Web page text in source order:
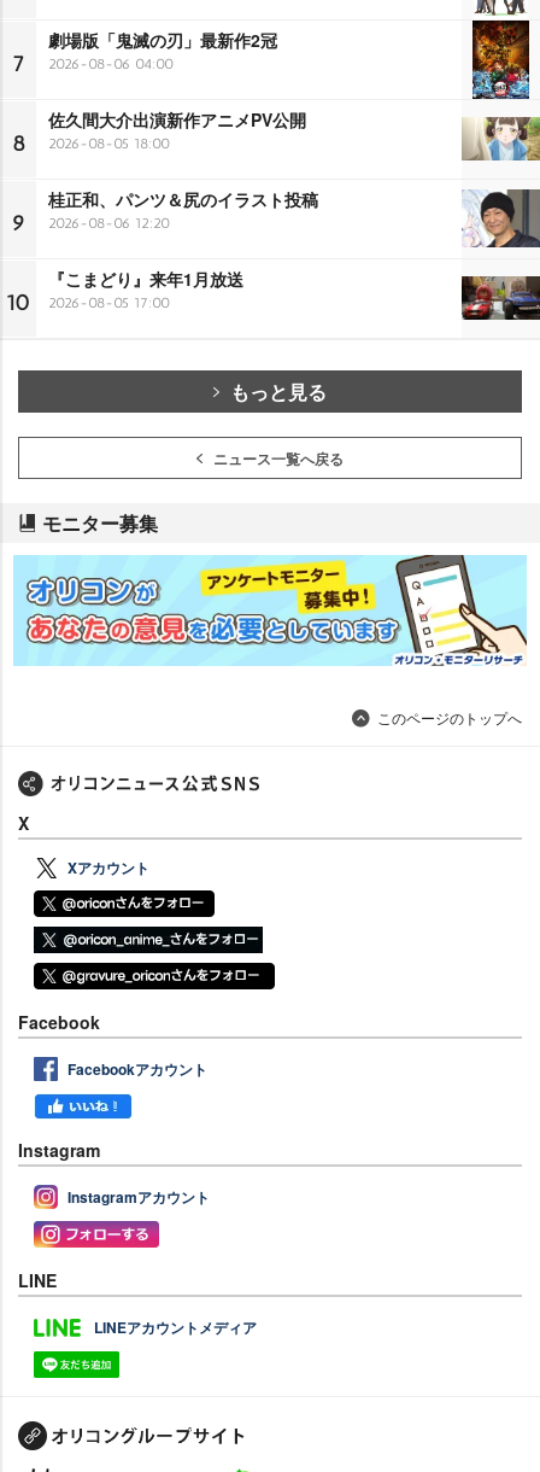
7
劇場版「鬼滅の刃」最新作2冠
2026-08-06 04:00
8
佐久間大介出演新作アニメPV公開
2026-08-05 18:00
9
桂正和、パンツ＆尻のイラスト投稿
2026-08-06 12:20
10
『こまどり』来年1月放送
2026-08-05 17:00
もっと見る
ニュース一覧へ戻る
モニター募集
このページのトップへ
X
Xアカウント
Facebook
Facebookアカウント
Instagram
Instagramアカウント
LINE
LINEアカウントメディア